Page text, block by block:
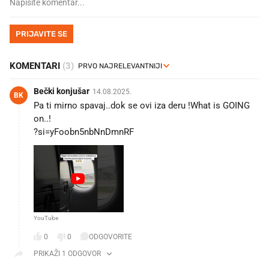
PRIJAVITE SE
KOMENTARI (3)
BK Bečki konjušar 14.08.2025.
Pa ti mirno spavaj..dok se ovi iza deru !What is GOING
on..!
?si=yFoobn5nbNnDmnRF
YouTube
0 0
ODGOVORITE
PRIKAŽI 1 ODGOVOR